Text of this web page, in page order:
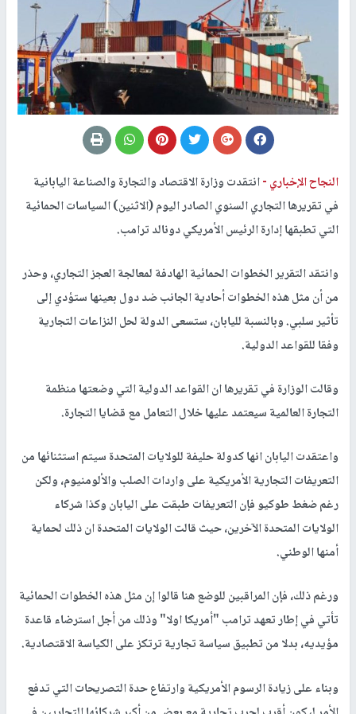
النجاح الإخباري -انتقدت وزارة الاقتصاد والتجارة والصناعة اليابانية
في تقريرها التجاري السنوي الصادر اليوم (الاثنين) السياسات الحمائية
التي تطبقها إدارة الرئيس الأمريكي دونالد ترامب.
وانتقد التقرير الخطوات الحمائية الهادفة لمعالجة العجز التجاري، وحذر
من أن مثل هذه الخطوات أحادية الجانب ضد دول بعينها ستؤدي إلى
تأثير سلبي. وبالنسبة لليابان، ستسعى الدولة لحل النزاعات التجارية
وفقا للقواعد الدولية.
وقالت الوزارة في تقريرها ان القواعد الدولية التي وضعتها منظمة
التجارة العالمية سيعتمد عليها خلال التعامل مع قضايا التجارة.
واعتقدت اليابان انها كدولة حليفة للولايات المتحدة سيتم استثنائها من
التعريفات التجارية الأمريكية على واردات الصلب والألومنيوم، ولكن
رغم ضغط طوكيو فإن التعريفات طبقت على اليابان وكذا شركاء
الولايات المتحدة الآخرين، حيث قالت الولايات المتحدة ان ذلك لحماية
أمنها الوطني.
ورغم ذلك، فإن المراقبين للوضع هنا قالوا إن مثل هذه الخطوات الحمائية
تأتي في إطار تعهد ترامب "أمريكا اولا" وذلك من أجل استرضاء قاعدة
مؤيديه، بدلا من تطبيق سياسة تجارية ترتكز على الكياسة الاقتصادية.
وبناء على زيادة الرسوم الأمريكية وارتفاع حدة التصريحات التي تدفع